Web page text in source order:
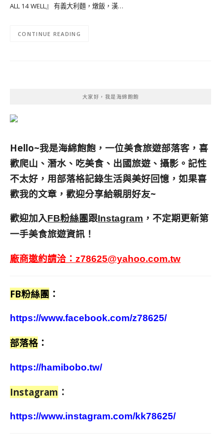
ALL 14 WELL』 有義大利麵，燉飯，漢…
CONTINUE READING
大家好，我是海綿飽飽
Hello~我是海綿飽飽，一位美食旅遊部落客， 喜
歡爬山、潛水、吃美食、出國旅遊、攝影。 記性
不太好，用部落格記錄生活與美好回憶， 如果喜
歡我的文章，歡迎分享給親朋好友~
歡迎加入FB粉絲團跟Instagram ，不定期更新第
一手美食旅遊資訊！
廠商邀約請洽： z78625@yahoo.com.tw
FB粉絲團 ：
https://www.facebook.com/z78625/
部落格 ：
https://hamibobo.tw/
Instagram ：
https://www.instagram.com/kk78625/